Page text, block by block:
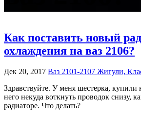
Как поставить новый
охлаждения на ваз 2106?
Дек 20, 2017 Ваз 2101-2107 Жигули,
Здравствуйте. У меня шестерка, купили
него некуда воткнуть проводок снизу,
радиаторе. Что делать?